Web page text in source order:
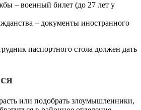
– военный билет (до 27 лет у
– документы иностранного
паспортного стола должен дать
или подобрать злоумышленники,